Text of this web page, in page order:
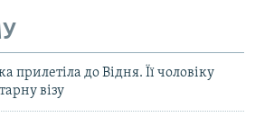
прилетіла до Відня. Її чоловіку
візу